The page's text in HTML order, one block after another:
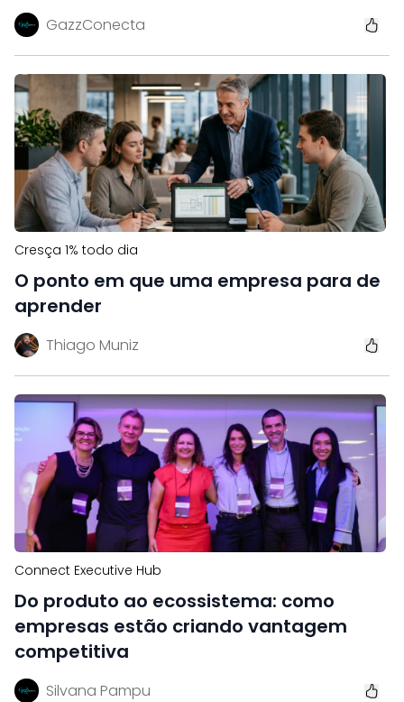
GazzConecta
Cresça 1% todo dia
O ponto em que uma empresa para de
aprender
Thiago Muniz
Connect Executive Hub
Do produto ao ecossistema: como
empresas estão criando vantagem
competitiva
Silvana Pampu